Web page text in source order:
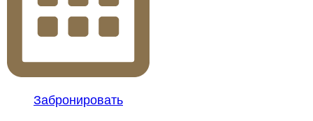
Забронировать